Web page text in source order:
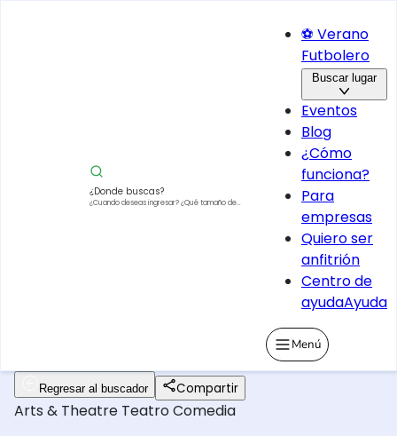
¿Donde buscas?
¿Cuando deseas ingresar?¿Qué tamaño de
⚽ Verano
Futbolero
Buscar lugar
Eventos
Blog
¿Cómo
funciona?
Para
empresas
Quiero ser
anfitrión
Centro de
ayudaAyuda
Menú
Regresar al buscador Compartir
Arts & Theatre TeatroComedia